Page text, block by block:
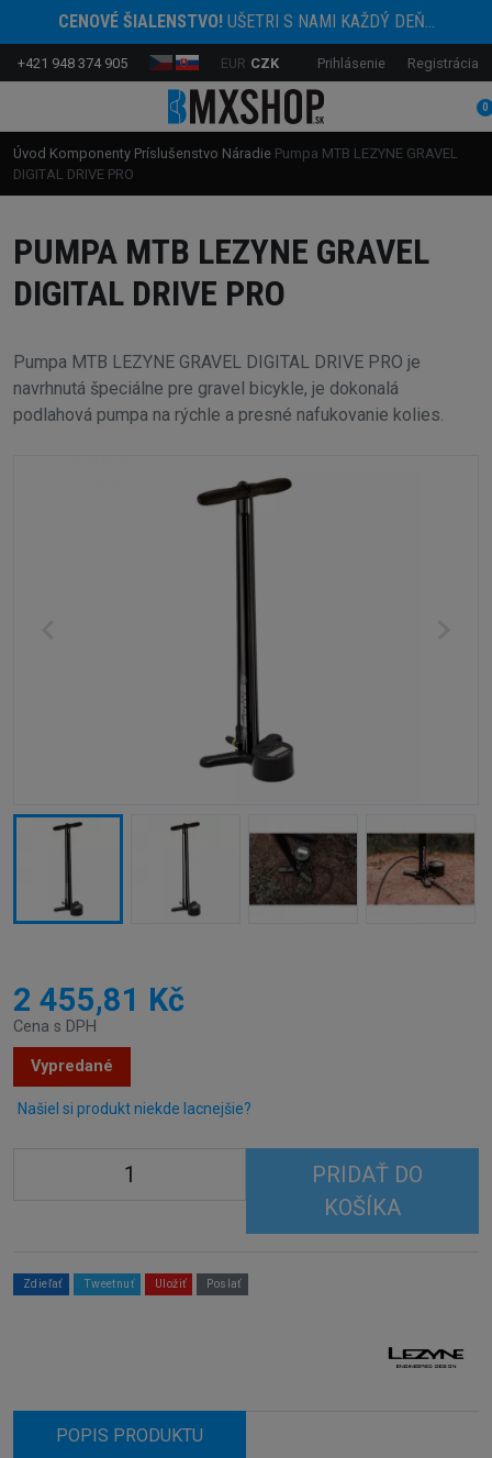
CENOVÉ ŠIALENSTVO!UŠETRI S NAMI KAŽDÝ DEŇ...
+421 948 374 905 EUR CZK Prihlásenie Registrácia
0
Úvod Komponenty Príslušenstvo Náradie Pumpa MTB LEZYNE GRAVEL
DIGITAL DRIVE PRO
PUMPA MTB LEZYNE GRAVEL
DIGITAL DRIVE PRO
Pumpa MTB LEZYNE GRAVEL DIGITAL DRIVE PRO je
navrhnutá špeciálne pre gravel bicykle, je dokonalá
podlahová pumpa na rýchle a presné nafukovanie kolies.
2 455,81 Kč
Cena s DPH
Vypredané
Našiel si produkt niekde lacnejšie?
PRIDAŤ DO
KOŠÍKA
Zdieľať Tweetnuť Uložiť Poslať
POPIS PRODUKTU